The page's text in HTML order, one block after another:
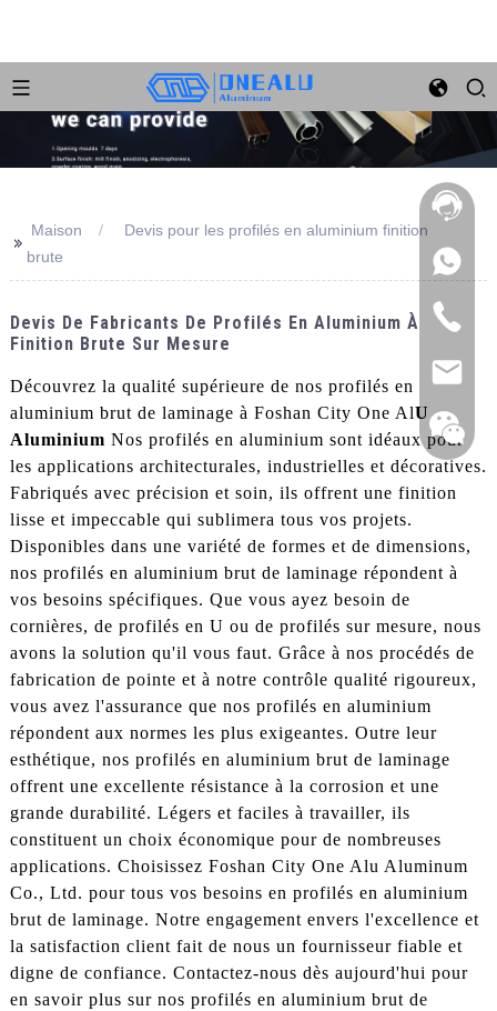
>>
Maison
Devis pour les profilés en aluminium finition
brute
Devis De Fabricants De Profilés En Aluminium À
Finition Brute Sur Mesure
Découvrez la qualité supérieure de nos profilés en
aluminium brut de laminage à Foshan City One AlU
Aluminium Nos profilés en aluminium sont idéaux pour
les applications architecturales, industrielles et décoratives.
Fabriqués avec précision et soin, ils offrent une finition
lisse et impeccable qui sublimera tous vos projets.
Disponibles dans une variété de formes et de dimensions,
nos profilés en aluminium brut de laminage répondent à
vos besoins spécifiques. Que vous ayez besoin de
cornières, de profilés en U ou de profilés sur mesure, nous
avons la solution qu'il vous faut. Grâce à nos procédés de
fabrication de pointe et à notre contrôle qualité rigoureux,
vous avez l'assurance que nos profilés en aluminium
répondent aux normes les plus exigeantes. Outre leur
esthétique, nos profilés en aluminium brut de laminage
offrent une excellente résistance à la corrosion et une
grande durabilité. Légers et faciles à travailler, ils
constituent un choix économique pour de nombreuses
applications. Choisissez Foshan City One Alu Aluminum
Co., Ltd. pour tous vos besoins en profilés en aluminium
brut de laminage. Notre engagement envers l'excellence et
la satisfaction client fait de nous un fournisseur fiable et
digne de confiance. Contactez-nous dès aujourd'hui pour
en savoir plus sur nos profilés en aluminium brut de